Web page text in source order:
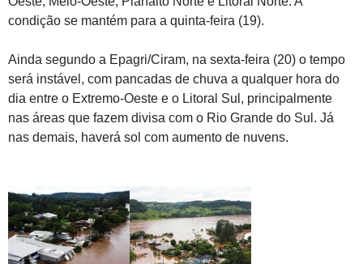
condição se mantém para a quinta-feira (19).
Ainda segundo a Epagri/Ciram, na sexta-feira (20) o tempo
será instável, com pancadas de chuva a qualquer hora do
dia entre o Extremo-Oeste e o Litoral Sul, principalmente
nas áreas que fazem divisa com o Rio Grande do Sul. Já
nas demais, haverá sol com aumento de nuvens.